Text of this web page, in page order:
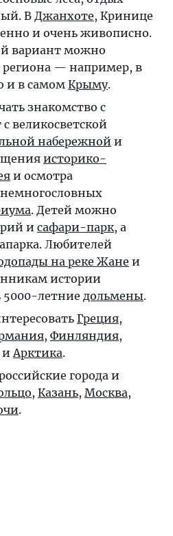
В Джанхоте, Кринице
и очень живописно.
вариант можно
региона — например, в
и в самом Крыму.
знакомство с
с великосветской
набережной и
историко-
и осмотра
. Детей можно
и сафари-парк, а
Любителей
на реке Жане и
истории
5000-летние дольмены.
Греция,
, Финляндия,
и Арктика.
города и
, Казань, Москва,
.